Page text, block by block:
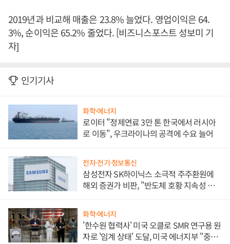
2019년과 비교해 매출은 23.8% 늘었다. 영업이익은 64.
3%, 순이익은 65.2% 줄었다. [비즈니스포스트 성보미 기
자]
인기기사
화학·에너지
로이터 "정제연료 3만 톤 한국에서 러시아
로 이동", 우크라이나의 공격에 수요 늘어
전자·전기·정보통신
삼성전자 SK하이닉스 소극적 주주환원에
해외 증권가 비판, "반도체 호황 지속성 의
화학·에너지
'한수원 협력사' 미국 오클로 SMR 연구용 원
자로 '임계 상태' 도달, 미국 에너지부 "중요